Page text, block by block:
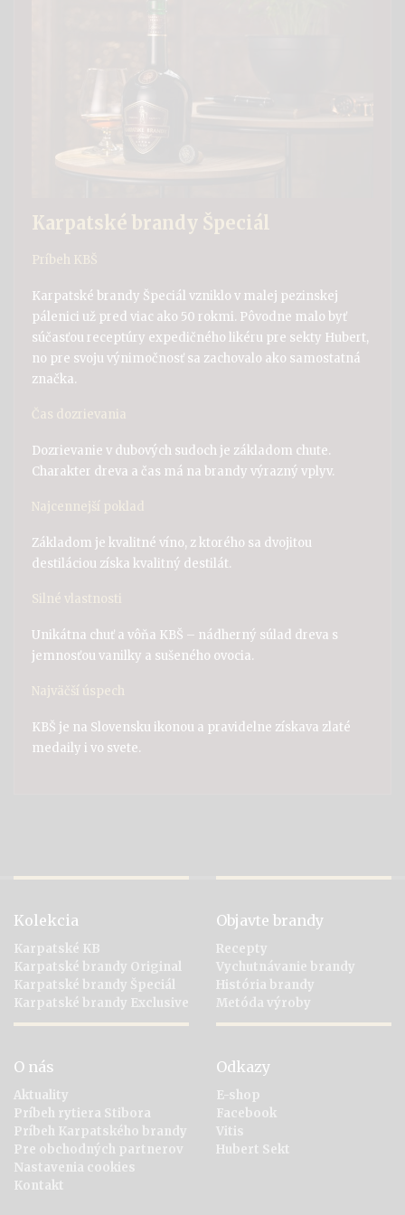
Karpatské brandy Špeciál
Príbeh KBŠ
Karpatské brandy Špeciál vzniklo v malej pezinskej
pálenici už pred viac ako 50 rokmi. Pôvodne malo byť
súčasťou receptúry expedičného likéru pre sekty Hubert,
no pre svoju výnimočnosť sa zachovalo ako samostatná
značka.
Čas dozrievania
Dozrievanie v dubových sudoch je základom chute.
Charakter dreva a čas má na brandy výrazný vplyv.
Najcennejší poklad
Základom je kvalitné víno, z ktorého sa dvojitou
destiláciou získa kvalitný destilát.
Silné vlastnosti
Unikátna chuť a vôňa KBŠ – nádherný súlad dreva s
jemnosťou vanilky a sušeného ovocia.
Najväčší úspech
KBŠ je na Slovensku ikonou a pravidelne získava zlaté
medaily i vo svete.
Kolekcia
Karpatské KB
Karpatské brandy Original
Karpatské brandy Špeciál
Karpatské brandy Exclusive
Objavte brandy
Recepty
Vychutnávanie brandy
História brandy
Metóda výroby
O nás
Aktuality
Príbeh rytiera Stibora
Príbeh Karpatského brandy
Pre obchodných partnerov
Nastavenia cookies
Kontakt
Odkazy
E-shop
Facebook
Vitis
Hubert Sekt